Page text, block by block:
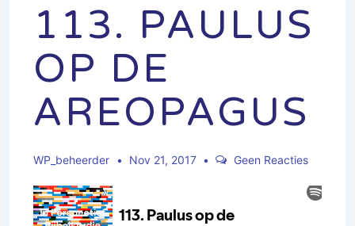
113. PAULUS
OP DE
AREOPAGUS
WP_beheerder Nov 21, 2017 Geen Reacties